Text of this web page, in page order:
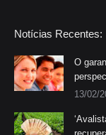
Notícias Recentes:
O
13/02/